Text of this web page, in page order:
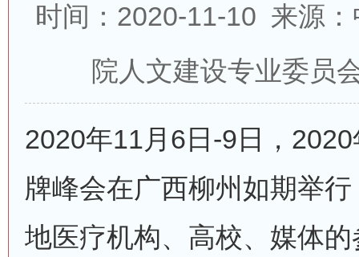
时间：2020-11-10 来源
院人文建设专业委员
2020年11月6日-9日，
牌峰会在广西柳州如期举
地医疗机构、高校、媒体